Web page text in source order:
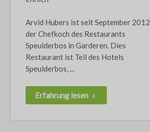
Arvid Hubers ist seit September 2012
der Chefkoch des Restaurants
Speulderbos in Garderen. Dies
Restaurant ist Teil des Hotels
Speulderbos, ...
Erfahrung lesen